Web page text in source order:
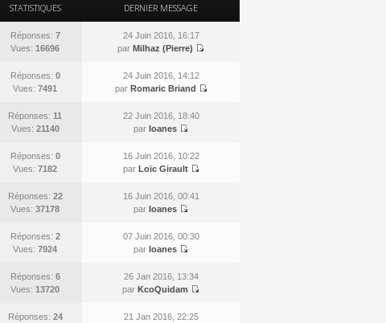
STATISTIQUES DERNIER MESSAGE
Réponses: 7
Vues: 16696
24 Juin 2016, 16:17
par Milhaz (Pierre)
Réponses: 0
Vues: 7491
24 Juin 2016, 14:12
par Romaric Briand
Réponses: 11
Vues: 21140
22 Juin 2016, 18:40
par Ioanes
Réponses: 0
Vues: 7182
16 Juin 2016, 10:22
par Loïc Girault
Réponses: 22
Vues: 37178
16 Juin 2016, 00:41
par Ioanes
Réponses: 2
Vues: 7924
07 Juin 2016, 00:30
par Ioanes
Réponses: 6
Vues: 13720
26 Jan 2016, 13:34
par KcoQuidam
Réponses: 24
21 Jan 2016, 22:25